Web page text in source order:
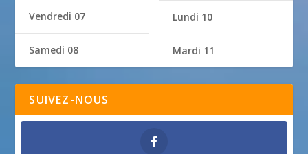
Vendredi 07
Samedi 08
Lundi 10
Mardi 11
SUIVEZ-NOUS